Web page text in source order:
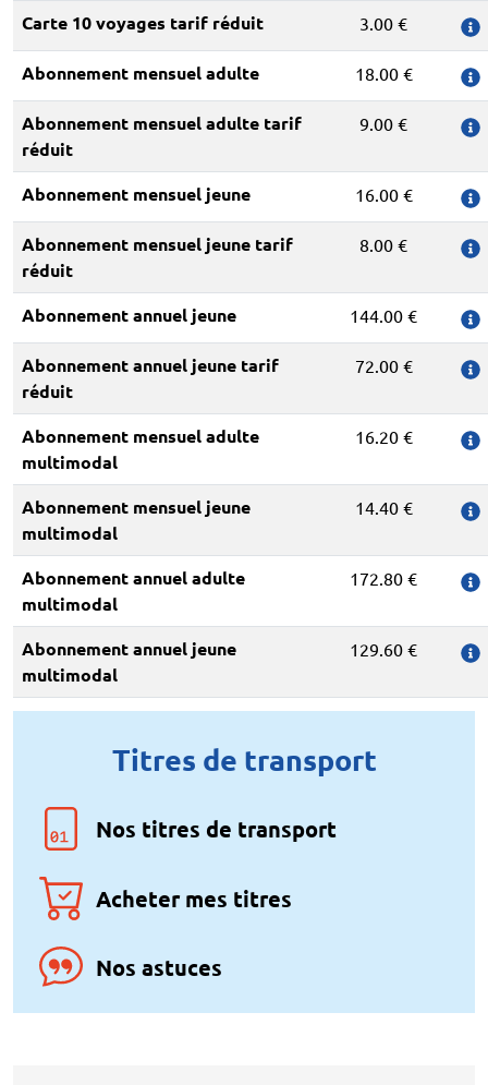
Carte 10 voyages tarif réduit 3.00 €
Abonnement mensuel adulte 18.00 €
Abonnement mensuel adulte tarif
réduit
9.00 €
Abonnement mensuel jeune 16.00 €
Abonnement mensuel jeune tarif
réduit
8.00 €
Abonnement annuel jeune 144.00 €
Abonnement annuel jeune tarif
réduit
72.00 €
Abonnement mensuel adulte
multimodal
16.20 €
Abonnement mensuel jeune
multimodal
14.40 €
Abonnement annuel adulte
multimodal
172.80 €
Abonnement annuel jeune
multimodal
129.60 €
Titres de transport
Nos titres de transport
Acheter mes titres
Nos astuces